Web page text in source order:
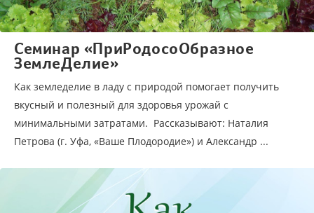
Семинар «ПриРодосоОбразное
ЗемлеДелие»
Как земледелие в ладу с природой помогает получить
вкусный и полезный для здоровья урожай с
минимальными затратами. Рассказывают: Наталия
Петрова (г. Уфа, «Ваше Плодородие») и Александр ...